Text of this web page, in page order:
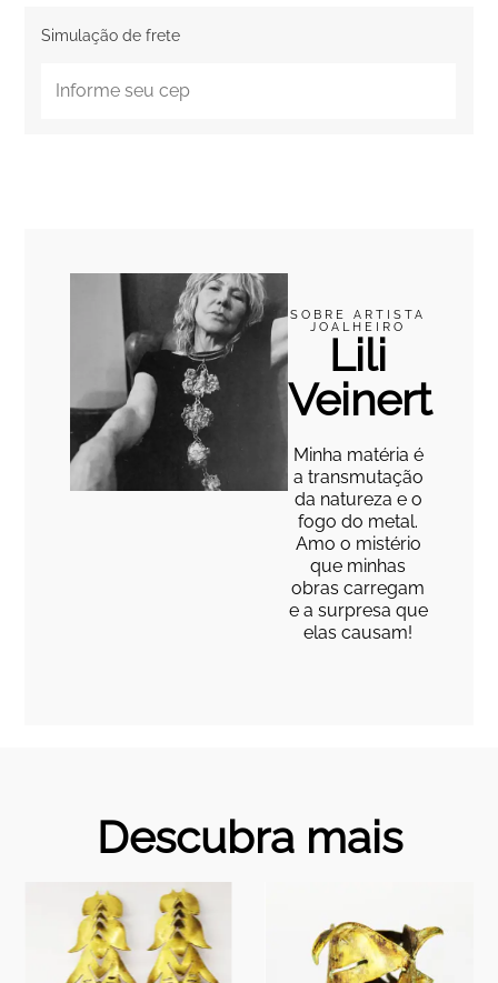
Simulação de frete
SOBRE ARTISTA
JOALHEIRO
Lili
Veinert
Minha matéria é
a transmutação
da natureza e o
fogo do metal.
Amo o mistério
que minhas
obras carregam
e a surpresa que
elas causam!
Descubra mais